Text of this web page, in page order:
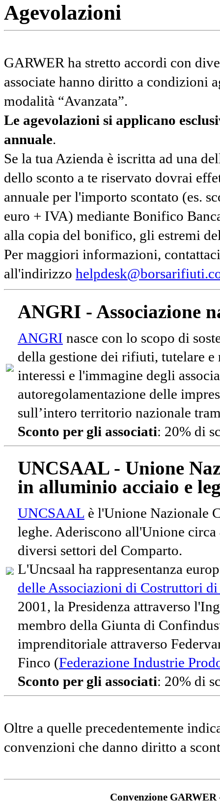
Agevolazioni
GARWER ha stretto accordi con
associate hanno diritto a condizioni
modalità “Avanzata”.
Le agevolazioni si applicano
annuale.
Se la tua Azienda è iscritta ad una
dello sconto a te riservato dovrai
annuale per l'importo scontato (es.
euro + IVA) mediante Bonifico
alla copia del bonifico, gli estremi
Per maggiori informazioni,
all'indirizzo
ANGRI - Associazione
ANGRI nasce con lo scopo di
della gestione dei rifiuti, tutelare e
interessi e l'immagine degli
autoregolamentazione delle
sull’intero territorio nazionale
Sconto per gli associati: 20% di
UNCSAAL - Unione
in alluminio acciaio e
UNCSAAL è l'Unione Nazionale
leghe. Aderiscono all'Unione
diversi settori del Comparto.
L'Uncsaal ha rappresentanza
delle Associazioni di Costruttori
2001, la Presidenza attraverso
membro della Giunta di
imprenditoriale attraverso
Finco (Federazione Industrie
Sconto per gli associati: 20% di
Oltre a quelle precedentemente
convenzioni che danno diritto a
Convenzione